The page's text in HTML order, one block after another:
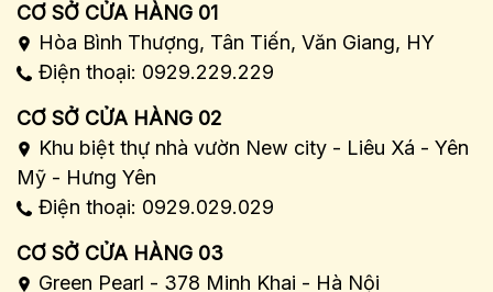
CƠ SỞ CỬA HÀNG 01
Hòa Bình Thượng, Tân Tiến, Văn Giang, HY
Điện thoại: 0929.229.229
CƠ SỞ CỬA HÀNG 02
Khu biệt thự nhà vườn New city - Liêu Xá - Yên
Mỹ - Hưng Yên
Điện thoại: 0929.029.029
CƠ SỞ CỬA HÀNG 03
Green Pearl - 378 Minh Khai - Hà Nội